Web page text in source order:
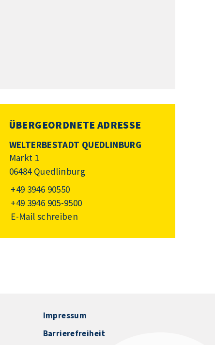
ÜBERGEORDNETE ADRESSE
WELTERBESTADT QUEDLINBURG
Markt 1
06484 Quedlinburg
+49 3946 90550
+49 3946 905-9500
E-Mail schreiben
Impressum
Barrierefreiheit